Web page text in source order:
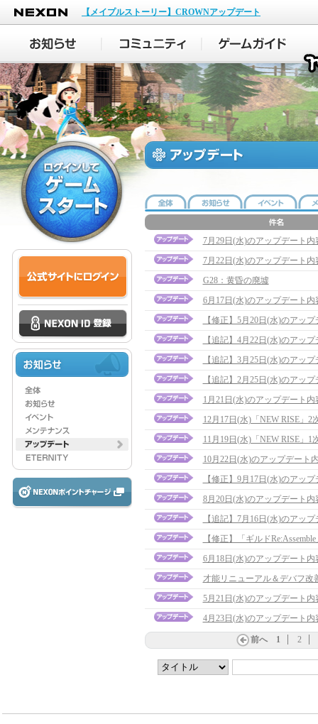
NEXON
【メイプルストーリー】CROWNアップデート
7月29日(水)のアップデート内
7月22日(水)のアップデート内
G28：黄昏の廃墟
6月17日(水)のアップデート内
【修正】5月20日(水)のアッ
【追記】4月22日(水)のアッ
【追記】3月25日(水)のアッ
【追記】2月25日(水)のアッ
1月21日(水)のアップデート内
12月17日(水)「NEW RISE」
11月19日(水)「NEW RISE」
10月22日(水)のアップデート
【修正】9月17日(水)のアッ
8月20日(水)のアップデート内
【追記】7月16日(水)のアッ
【修正】「ギルド
6月18日(水)のアップデート内
才能リニューアル＆デバフ改
5月21日(水)のアップデート内
4月23日(水)のアップデート内
前へ 1 2